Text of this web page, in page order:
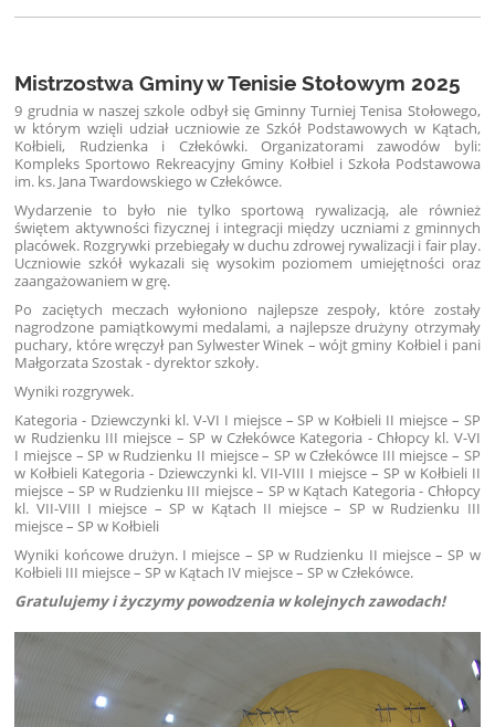
Mistrzostwa Gminy w Tenisie Stołowym 2025
9 grudnia w naszej szkole odbył się Gminny Turniej Tenisa Stołowego,
w którym wzięli udział uczniowie ze Szkół Podstawowych w Kątach,
Kołbieli, Rudzienka i Człekówki. Organizatorami zawodów byli:
Kompleks Sportowo Rekreacyjny Gminy Kołbiel i Szkoła Podstawowa
im. ks. Jana Twardowskiego w Człekówce.
Wydarzenie to było nie tylko sportową rywalizacją, ale również
świętem aktywności fizycznej i integracji między uczniami z gminnych
placówek. Rozgrywki przebiegały w duchu zdrowej rywalizacji i fair play.
Uczniowie szkół wykazali się wysokim poziomem umiejętności oraz
zaangażowaniem w grę.
Po zaciętych meczach wyłoniono najlepsze zespoły, które zostały
nagrodzone pamiątkowymi medalami, a najlepsze drużyny otrzymały
puchary, które wręczył pan Sylwester Winek – wójt gminy Kołbiel i pani
Małgorzata Szostak - dyrektor szkoły.
Wyniki rozgrywek.
Kategoria - Dziewczynki kl. V-VI I miejsce – SP w Kołbieli II miejsce – SP
w Rudzienku III miejsce – SP w Człekówce Kategoria - Chłopcy kl. V-VI
I miejsce – SP w Rudzienku II miejsce – SP w Człekówce III miejsce – SP
w Kołbieli Kategoria - Dziewczynki kl. VII-VIII I miejsce – SP w Kołbieli II
miejsce – SP w Rudzienku III miejsce – SP w Kątach Kategoria - Chłopcy
kl. VII-VIII I miejsce – SP w Kątach II miejsce – SP w Rudzienku III
miejsce – SP w Kołbieli
Wyniki końcowe drużyn. I miejsce – SP w Rudzienku II miejsce – SP w
Kołbieli III miejsce – SP w Kątach IV miejsce – SP w Człekówce.
Gratulujemy i życzymy powodzenia w kolejnych zawodach!